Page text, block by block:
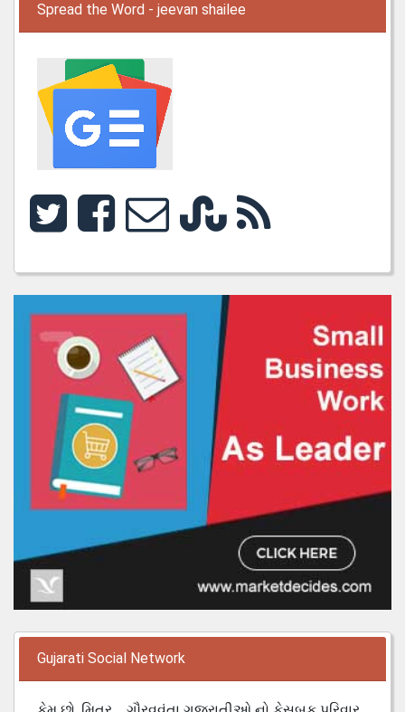
Spread the Word - jeevan shailee
Gujarati Social Network